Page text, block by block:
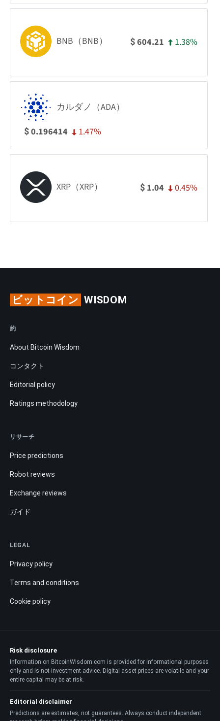
BNB（BNB） $604.21 1.38%
カルダノ（ADA）
$0.196414 1.47%
XRP（XRP） $ 1.04 0.45%
ビットコイン WISDOM
約
About Bitcoin Wisdom
コンタクト
Editorial policy
Ratings methodology
リサーチ
Price predictions
Robot reviews
Exchange reviews
ガイド
LEGAL
Privacy policy
Terms and conditions
Cookie policy
Risk disclosure
Information on BitcoinWisdom.com is provided for informational purposes
only and is not investment advice. Digital asset prices are volatile and your
entire capital may be at risk.
Editorial disclaimer
Predictions are estimates, not guarantees. Always conduct independent